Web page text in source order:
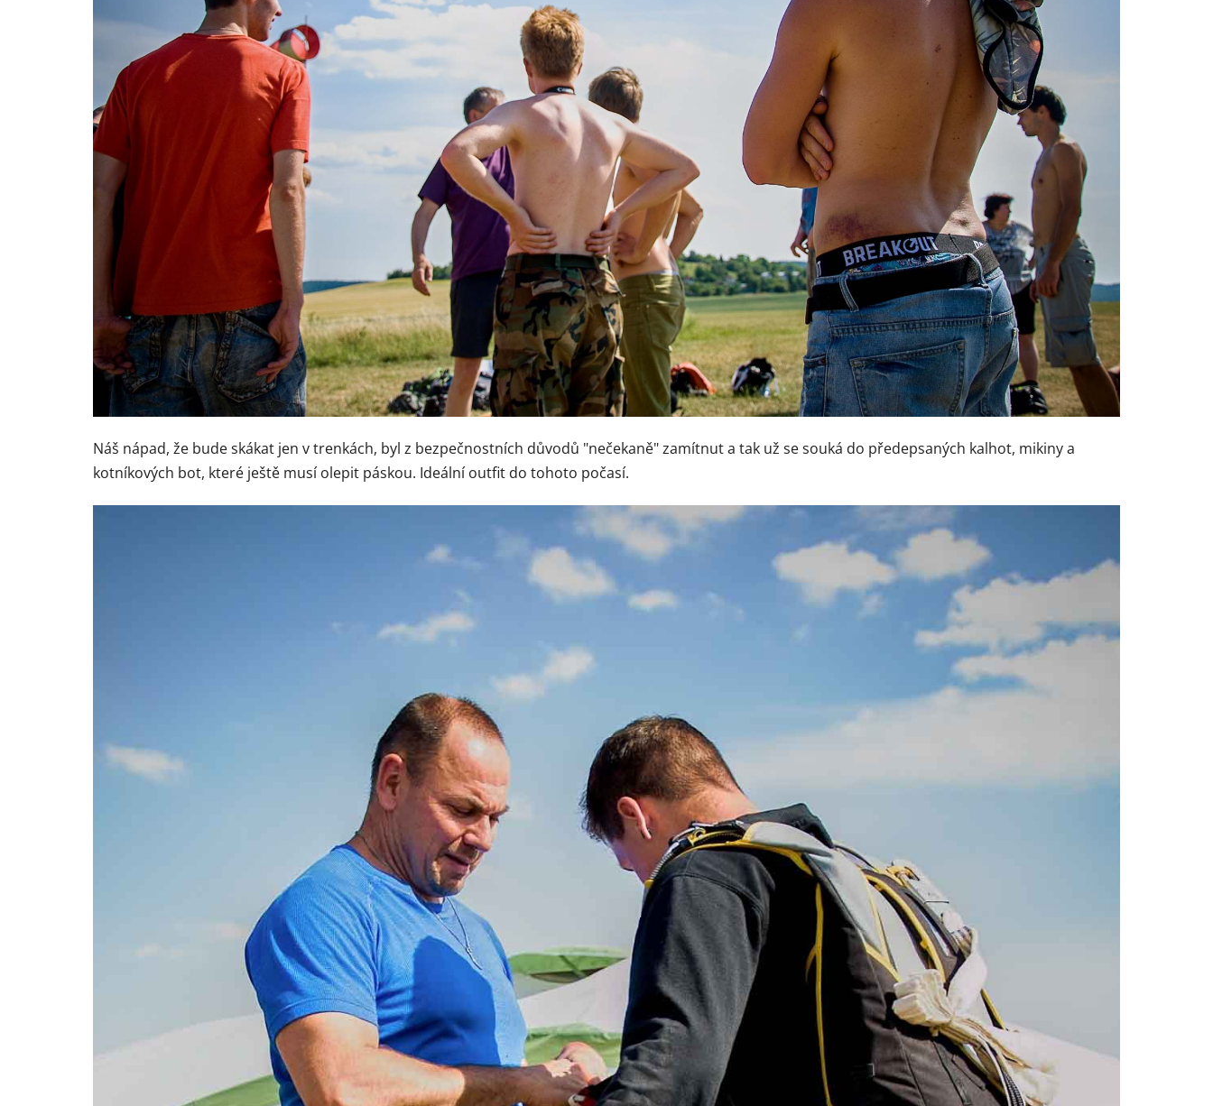
Náš nápad, že bude skákat jen v trenkách, byl z bezpečnostních důvodů "nečekaně" zamítnut a tak už se souká do předepsaných kalhot, mikiny a
kotníkových bot, které ještě musí olepit páskou. Ideální outfit do tohoto počasí.